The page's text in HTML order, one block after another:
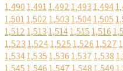
1,4901,4911,4921,4931,494
1,5011,5021,5031,5041,505
1,5121,5131,5141,5151,516
1,5231,5241,5251,5261,527
1,5341,5351,5361,5371,538